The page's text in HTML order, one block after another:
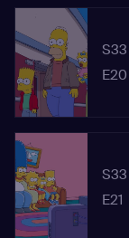
S33
E20
S33
E21